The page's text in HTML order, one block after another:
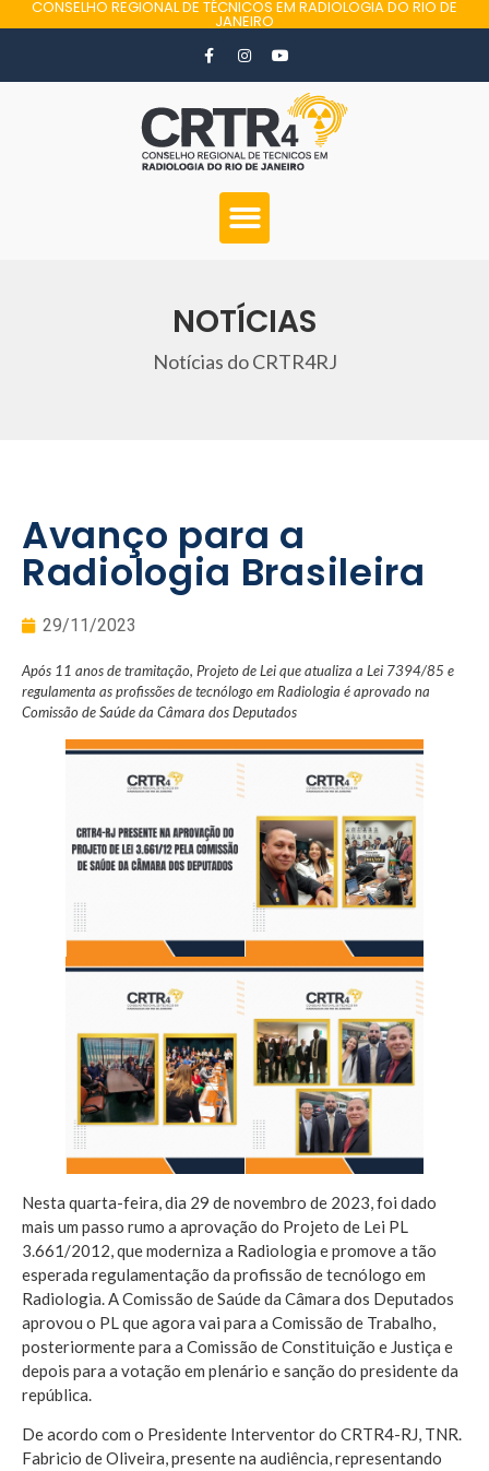
CONSELHO REGIONAL DE TÉCNICOS EM RADIOLOGIA DO RIO DE
JANEIRO
NOTÍCIAS
Notícias do CRTR4RJ
Avanço para a
Radiologia Brasileira
29/11/2023
Após 11 anos de tramitação, Projeto de Lei que atualiza a Lei 7394/85 e
regulamenta asprofissões de tecnólogo em Radiologia é aprovado na
Comissão de Saúde da Câmara dos Deputados
Nesta quarta-feira, dia 29 de novembro de 2023, foi dado
mais um passo rumo a aprovação do Projeto de Lei PL
3.661/2012, que moderniza a Radiologia e promove a tão
esperada regulamentação da profissão de tecnólogo em
Radiologia. A Comissão de Saúde da Câmara dos Deputados
aprovou o PL que agora vai para a Comissão de Trabalho,
posteriormente para a Comissão de Constituição e Justiça e
depois para a votação em plenário e sanção do presidente da
república.
De acordo com o Presidente Interventor do CRTR4-RJ, TNR.
Fabricio de Oliveira, presente na audiência, representando